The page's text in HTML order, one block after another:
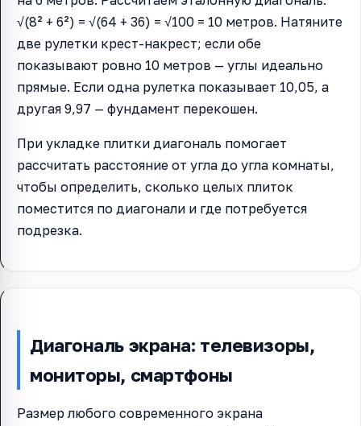
√(8² + 6²) = √(64 + 36) = √100 = 10 метров. Натяните
две рулетки крест-накрест; если обе
показывают ровно 10 метров — углы идеально
прямые. Если одна рулетка показывает 10,05, а
другая 9,97 — фундамент перекошен.
При укладке плитки диагональ помогает
рассчитать расстояние от угла до угла комнаты,
чтобы определить, сколько целых плиток
поместится по диагонали и где потребуется
подрезка.
Диагональ экрана: телевизоры,
мониторы, смартфоны
Размер любого современного экрана